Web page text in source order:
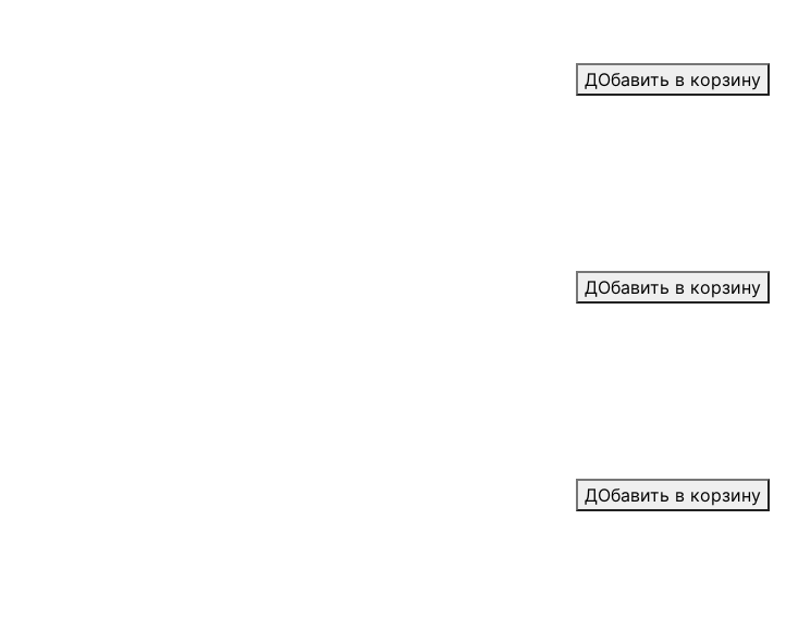
ДОбавить в корзину
ДОбавить в корзину
ДОбавить в корзину